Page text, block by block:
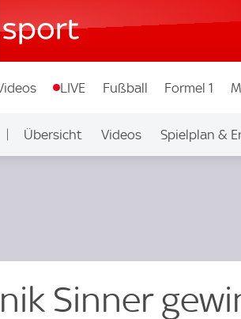
LIVE Fußball Formel 1
Übersicht Videos Spielplan &
Sinner